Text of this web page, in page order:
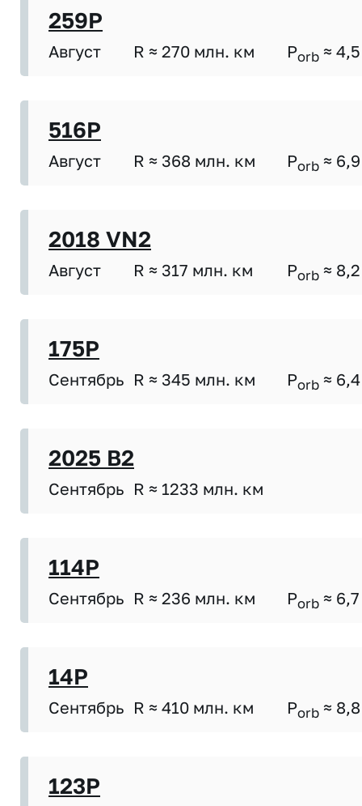
259P
Август R ≈ 270 млн. км Porb ≈ 4,5
516P
Август R ≈ 368 млн. км Porb ≈ 6,9
2018 VN2
Август R ≈ 317 млн. км Porb ≈ 8,2
175P
Сентябрь R ≈ 345 млн. км Porb ≈ 6,4
2025 B2
Сентябрь R ≈ 1233 млн. км
114P
Сентябрь R ≈ 236 млн. км Porb ≈ 6,7
14P
Сентябрь R ≈ 410 млн. км Porb ≈ 8,8
123P